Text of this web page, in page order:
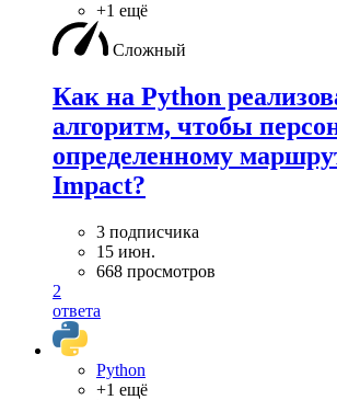
+1 ещё
Сложный
Как на Python
алгоритм, чтобы
определенному
Impact?
3 подписчика
15 июн.
668 просмотров
2
ответа
Python
+1 ещё